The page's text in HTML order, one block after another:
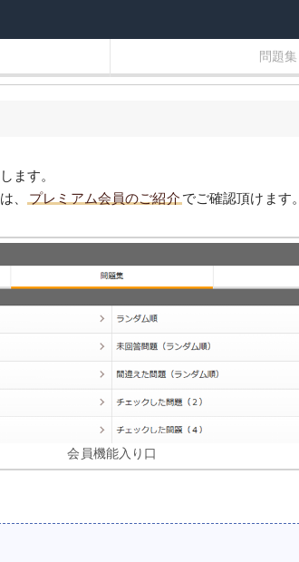
問題集
ます。
、
プレミアム会員のご紹介 でご確認頂けます。
会員機能入り口